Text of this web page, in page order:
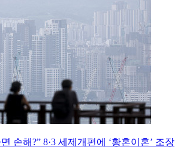
손해?” 8·3 세제개편에 ‘황혼이혼’ 조장